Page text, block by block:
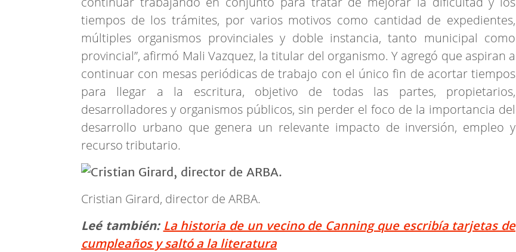
tiempos de los trámites, por varios motivos como cantidad de expedientes,
múltiples organismos provinciales y doble instancia, tanto municipal como
provincial”, afirmó Mali Vazquez, la titular del organismo. Y agregó que aspiran a
continuar con mesas periódicas de trabajo con el único fin de acortar tiempos
para llegar a la escritura, objetivo de todas las partes, propietarios,
desarrolladores y organismos públicos, sin perder el foco de la importancia del
desarrollo urbano que genera un relevante impacto de inversión, empleo y
recurso tributario.
Cristian Girard, director de ARBA.
Leé también: La historia de un vecino de Canning que escribía tarjetas de
cumpleaños y saltó a la literatura